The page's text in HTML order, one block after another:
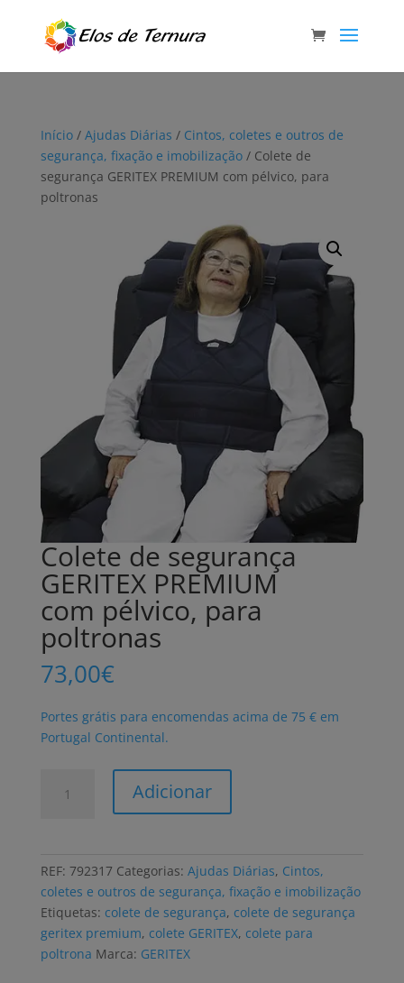
Início/ Ajudas Diárias / Cintos, coletes e outros de
segurança, fixação e imobilização/ Colete de
segurança GERITEX PREMIUM com pélvico, para
poltronas
Colete de segurança
GERITEX PREMIUM
com pélvico, para
poltronas
73,00€
Portes grátis para encomendas acima de 75 € em
Portugal Continental.
GERITEX
com
pélvico,
para
Adicionar
REF: 792317 Categorias: Ajudas Diárias, Cintos,
coletes e outros de segurança, fixação e imobilização
Etiquetas: colete de segurança, colete de segurança
geritex premium, colete GERITEX, colete para
poltrona Marca: GERITEX